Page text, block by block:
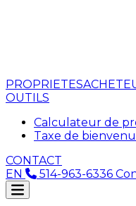
PROPRIETES
OUTILS
Calculateur de
Taxe de
CONTACT
EN
514-963-6336